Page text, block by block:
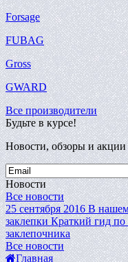
Forsage
FUBAG
Gross
GWARD
Все производители
Будьте в курсе!
Новости, обзоры и акции
Новости
Все новости
25 сентября 2016 В нашем
заклепки Краткий гид по
заклепочника
Все новости
Главная